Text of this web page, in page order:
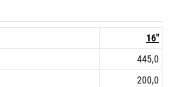
16"
445,0
200,0